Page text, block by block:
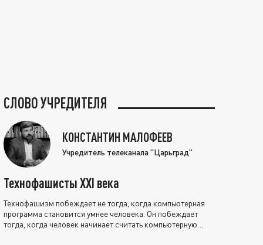
СЛОВО УЧРЕДИТЕЛЯ
КОНСТАНТИН МАЛОФЕЕВ
Учредитель телеканала "Царьград"
Технофашисты XXI века
Технофашизм побеждает не тогда, когда компьютерная
программа становится умнее человека. Он побеждает
тогда, когда человек начинает считать компьютерную